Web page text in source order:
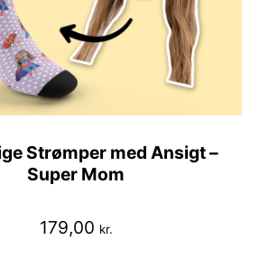
Strømper med Ansigt –
Super Mom
179,00 kr.